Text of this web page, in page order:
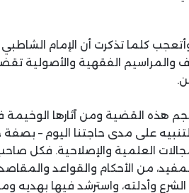
كلما تذكرت أن الإمام
والمراسيم الفقهية والأصولية
هذه القضية ومن آثارها
على مدى حاجتنا اليوم – بصفة
العلمية والإصلاحية. فكل
من الأحكام والقواعد
وأدلته، واسترشد فيها